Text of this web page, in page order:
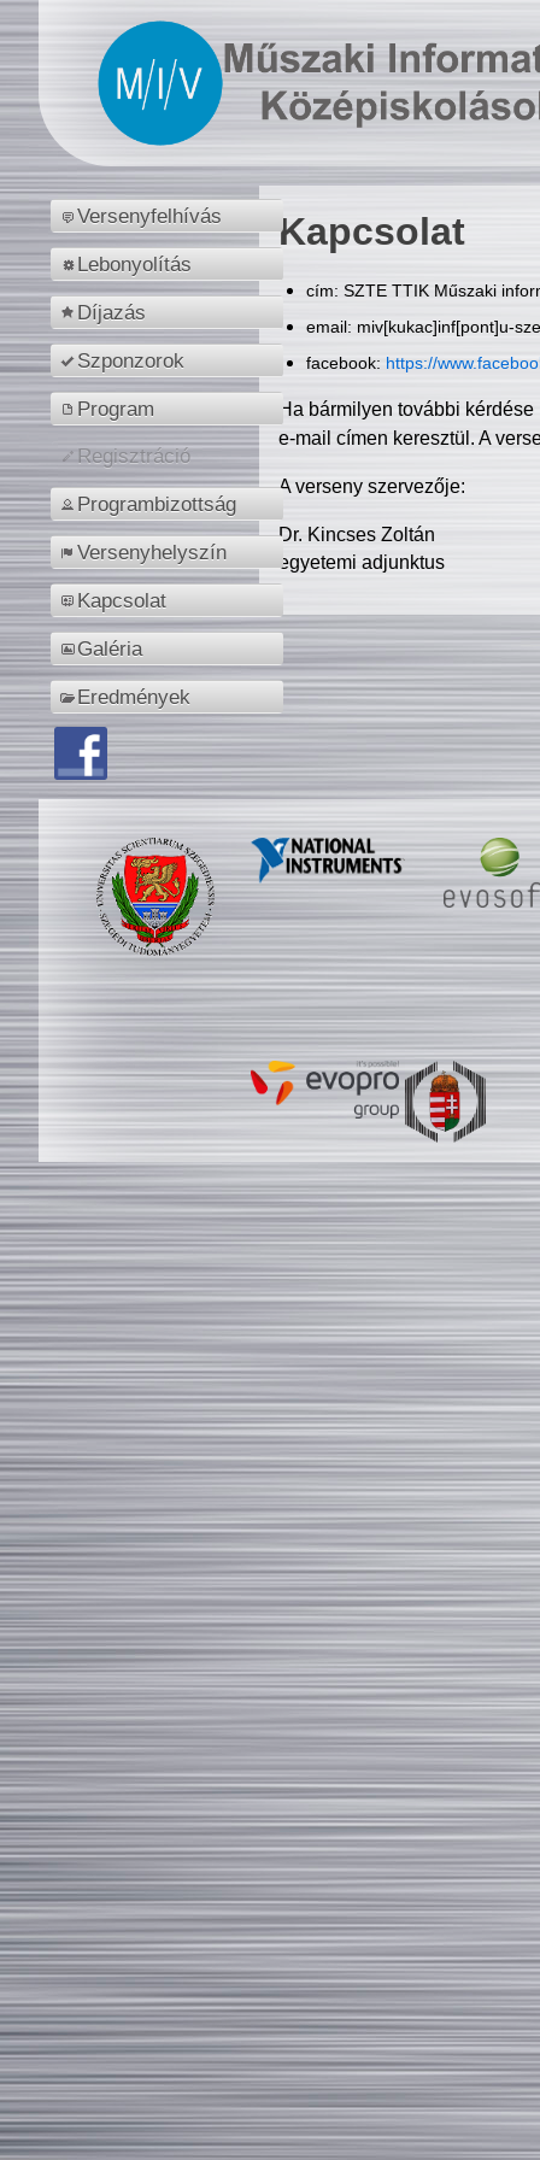
Versenyfelhívás
Lebonyolítás
Díjazás
Szponzorok
Program
Regisztráció
Programbizottság
Versenyhelyszín
Kapcsolat
Galéria
Eredmények
Kapcsolat
cím: SZTE TTIK Műszaki
email: miv[kukac]inf[pont]u-
facebook: https://
Ha bármilyen további
e-mail címen keresztül. A
A verseny szervezője:
Dr. Kincses Zoltán
egyetemi adjunktus